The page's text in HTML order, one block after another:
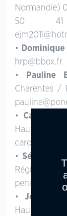
Normandie)
50
•
hrp@bbox.fr
•
Pauline
Charentes /
• Caroline
Haute
•Sébastien
Région
• Jennifer
Haute